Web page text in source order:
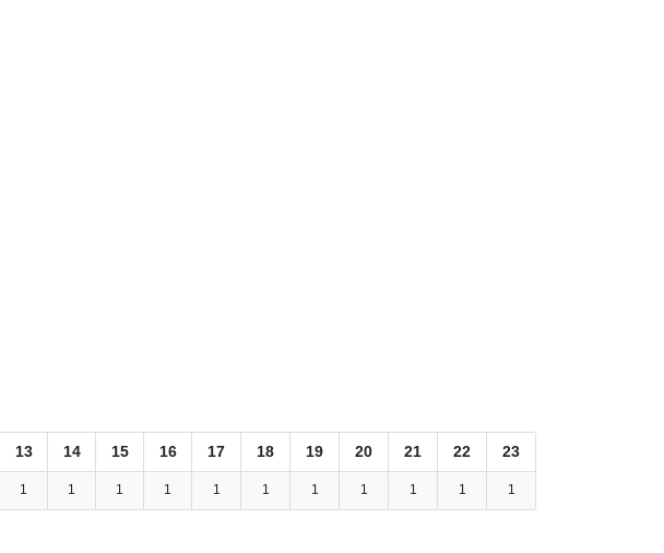
13 14 15 16 17 18 19 20 21 22 23
1 1 1 1 1 1 1 1 1 1 1